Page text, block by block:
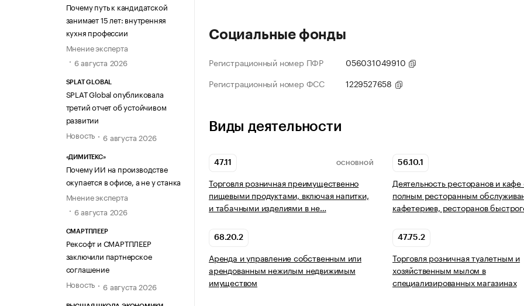
Почему путь к кандидатской
занимает 15 лет: внутренняя
кухня профессии
Мнение эксперта
6 августа 2026
SPLAT GLOBAL
SPLAT Global опубликовала
третий отчет об устойчивом
развитии
Новость
6 августа 2026
«ДИМИТЕКС»
Почему ИИ на производстве
окупается в офисе, а не у станка
Мнение эксперта
6 августа 2026
СМАРТПЛЕЕР
Рексофт и СМАРТПЛЕЕР
заключили партнерское
соглашение
Новость
6 августа 2026
Социальные фонды
Регистрационный номер ПФР
056031049910
Регистрационный номер ФСС
1229527658
Виды деятельности
47.11 ОСНОВНОЙ
Торговля розничная преимущественно
пищевыми продуктами, включая напитки,
и табачными изделиями в не…
56.10.1
Деятельность ресторанов и кафе
полным ресторанным
кафетериев, ресторанов
68.20.2
Аренда и управление собственным или
арендованным нежилым недвижимым
имуществом
47.75.2
Торговля розничная туалетным и
хозяйственным мылом в
специализированных магазинах